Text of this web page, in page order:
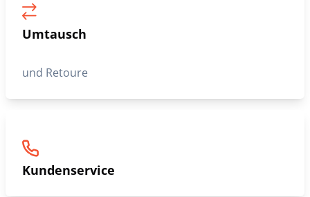
Umtausch
und Retoure
Kundenservice